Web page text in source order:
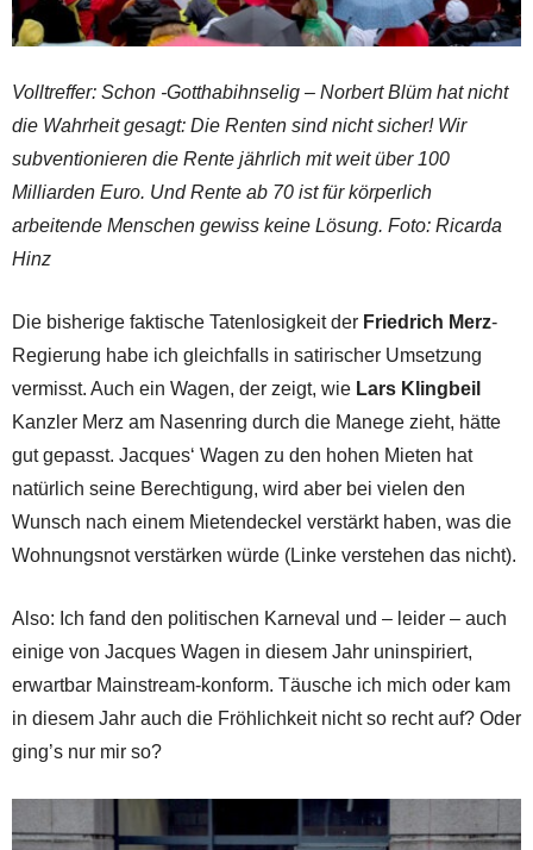
Volltreffer: Schon -Gotthabihnselig – Norbert Blüm hat nicht
die Wahrheit gesagt: Die Renten sind nicht sicher! Wir
subventionieren die Rente jährlich mit weit über 100
Milliarden Euro. Und Rente ab 70 ist für körperlich
arbeitende Menschen gewiss keine Lösung. Foto: Ricarda
Hinz
Die bisherige faktische Tatenlosigkeit der Friedrich Merz-
Regierung habe ich gleichfalls in satirischer Umsetzung
vermisst. Auch ein Wagen, der zeigt, wie Lars Klingbeil
Kanzler Merz am Nasenring durch die Manege zieht, hätte
gut gepasst. Jacques‘ Wagen zu den hohen Mieten hat
natürlich seine Berechtigung, wird aber bei vielen den
Wunsch nach einem Mietendeckel verstärkt haben, was die
Wohnungsnot verstärken würde (Linke verstehen das nicht).
Also: Ich fand den politischen Karneval und – leider – auch
einige von Jacques Wagen in diesem Jahr uninspiriert,
erwartbar Mainstream-konform. Täusche ich mich oder kam
in diesem Jahr auch die Fröhlichkeit nicht so recht auf? Oder
ging’s nur mir so?